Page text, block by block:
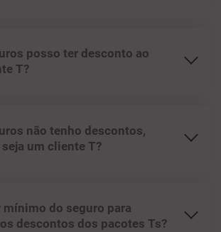
posso ter desconto ao
T?
não tenho descontos,
um cliente T?
mínimo do seguro para
descontos dos pacotes Ts?